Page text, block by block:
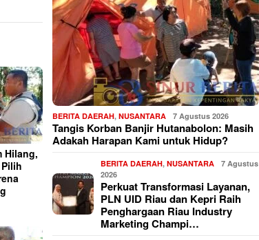
Hilang,
BERITA DAERAH,NUSANTARA 7 Agustus 2026
Tangis Korban Banjir Hutanabolon: Masih
Adakah Harapan Kami untuk Hidup?
BERITA DAERAH,NUSANTARA
7 Agustus
2026
Perkuat Transformasi Layanan,
PLN UID Riau dan Kepri Raih
Penghargaan Riau Industry
Marketing Champi…